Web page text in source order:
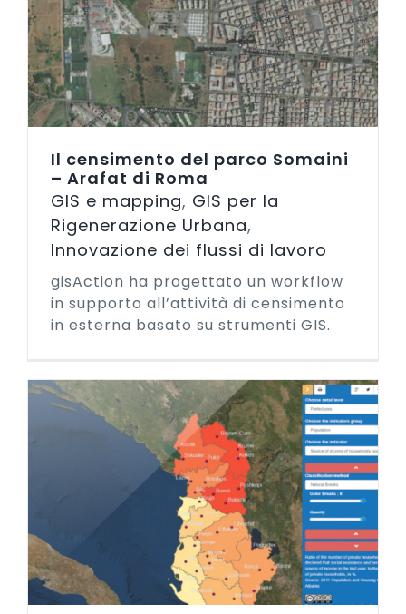
Il censimento del parco Somaini
– Arafat di Roma
GIS e mapping, GIS per la
Rigenerazione Urbana,
Innovazione dei flussi di lavoro
gisAction ha progettato un workflow
in supporto all’attività di censimento
in esterna basato su strumenti GIS.